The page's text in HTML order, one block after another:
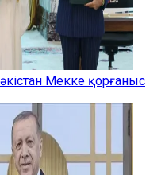
Мекке қорғаныс